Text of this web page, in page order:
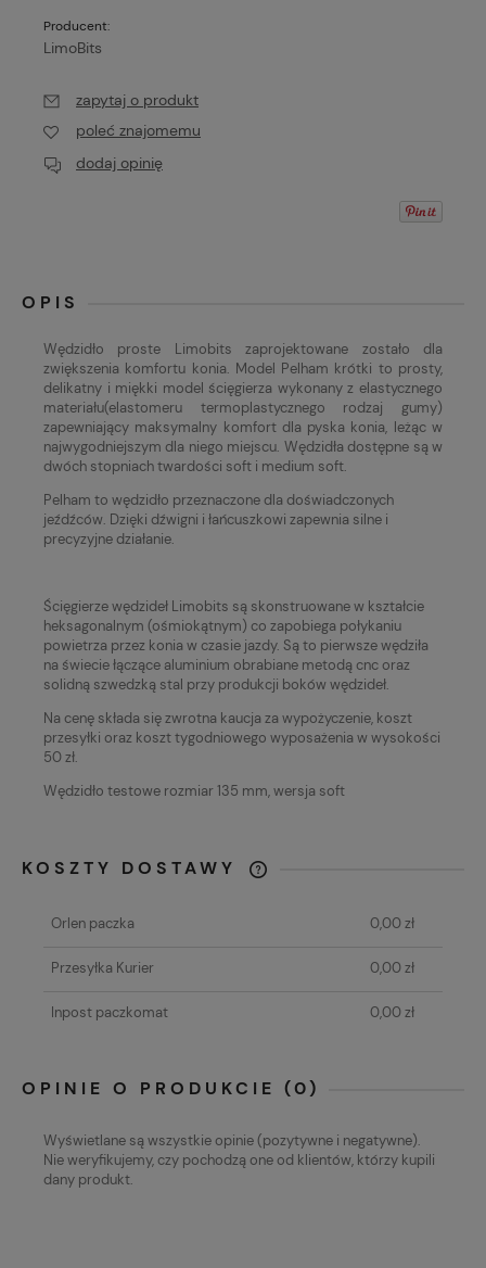
Producent:
LimoBits
zapytaj o produkt
poleć znajomemu
dodaj opinię
OPIS
Wędzidło proste Limobits zaprojektowane zostało dla
zwiększenia komfortu konia. Model Pelham krótki to prosty,
delikatny i miękki model ścięgierza wykonany z elastycznego
materiału(elastomeru termoplastycznego rodzaj gumy)
zapewniający maksymalny komfort dla pyska konia, leżąc w
najwygodniejszym dla niego miejscu. Wędzidła dostępne są w
dwóch stopniach twardości soft i medium soft.
Pelham to wędzidło przeznaczone dla doświadczonych
jeźdźców. Dzięki dźwigni i łańcuszkowi zapewnia silne i
precyzyjne działanie.
Ścięgierze wędzideł Limobits są skonstruowane w kształcie
heksagonalnym (ośmiokątnym) co zapobiega połykaniu
powietrza przez konia w czasie jazdy. Są to pierwsze wędziła
na świecie łączące aluminium obrabiane metodą cnc oraz
solidną szwedzką stal przy produkcji boków wędzideł.
Na cenę składa się zwrotna kaucja za wypożyczenie, koszt
przesyłki oraz koszt tygodniowego wyposażenia w wysokości
50 zł.
Wędzidło testowe rozmiar 135 mm, wersja soft
KOSZTY DOSTAWY
Orlen paczka 0,00 zł
Przesyłka Kurier 0,00 zł
Inpost paczkomat 0,00 zł
OPINIE O PRODUKCIE (0)
Wyświetlane są wszystkie opinie (pozytywne i negatywne).
Nie weryfikujemy, czy pochodzą one od klientów, którzy kupili
dany produkt.